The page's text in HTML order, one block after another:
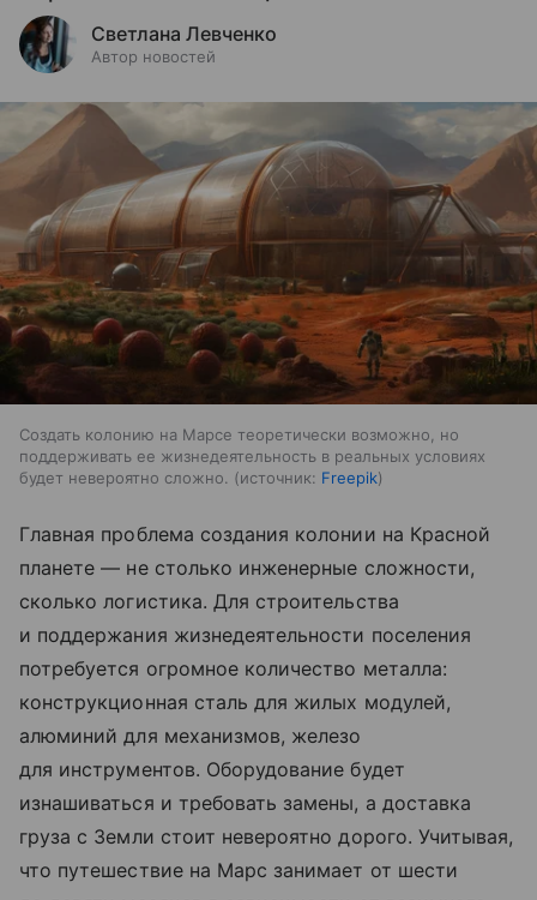
Светлана Левченко
Автор новостей
Создать колонию на Марсе теоретически возможно, но
поддерживать ее жизнедеятельность в реальных условиях
будет невероятно сложно.
источник: Freepik
Главная проблема создания колонии на Красной
планете — не столько инженерные сложности,
сколько логистика. Для строительства
и поддержания жизнедеятельности поселения
потребуется огромное количество металла:
конструкционная сталь для жилых модулей,
алюминий для механизмов, железо
для инструментов. Оборудование будет
изнашиваться и требовать замены, а доставка
груза с Земли стоит невероятно дорого. Учитывая,
что путешествие на Марс занимает от шести